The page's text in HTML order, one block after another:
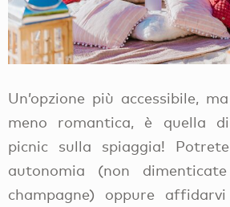
Un’opzione più accessibile,
meno romantica, è quella
picnic sulla spiaggia!
autonomia (non
champagne) oppure